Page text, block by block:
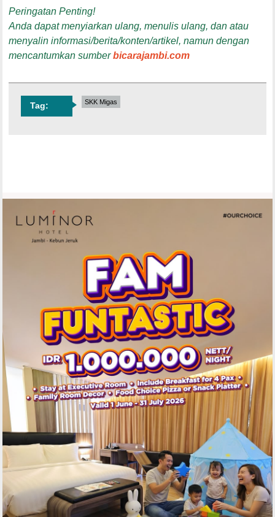
Peringatan Penting!
Anda dapat menyiarkan ulang, menulis ulang, dan atau
menyalin informasi/berita/konten/artikel, namun dengan
mencantumkan sumberbicarajambi.com
Tag: SKK Migas